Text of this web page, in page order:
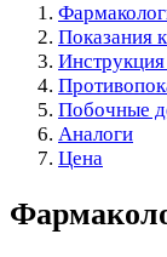
Показания
Побочные
Аналоги
Цена